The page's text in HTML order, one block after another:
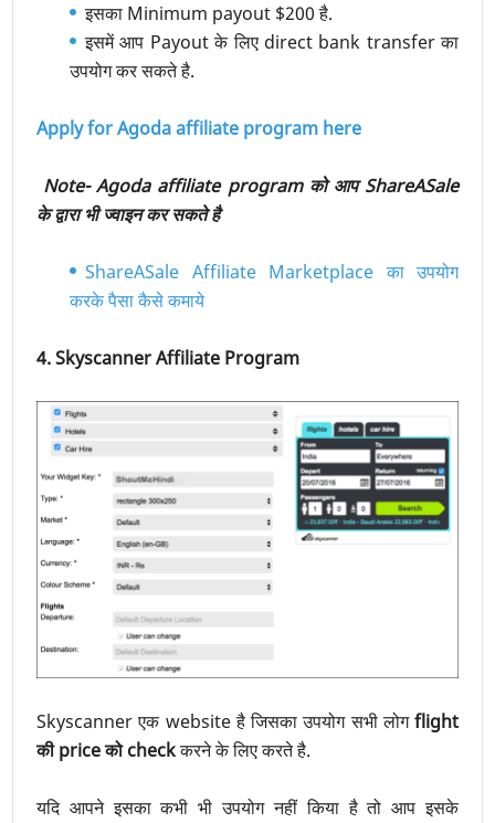
इसका Minimum payout $200 है.
इसमें आप Payout के लिए direct bank transfer का
उपयोग कर सकते है.
Apply for Agoda affiliate program here
Note- Agoda affiliate program को आप ShareASale
के द्वारा भी ज्वाइन कर सकते है
ShareASale Affiliate Marketplace का उपयोग
करके पैसा कैसे कमाये
4. Skyscanner Affiliate Program
Skyscanner एक website है जिसका उपयोग सभी लोगflight
की price को checkकरने के लिए करते है.
यदि आपने इसका कभी भी उपयोग नहीं किया है तो आप इसके